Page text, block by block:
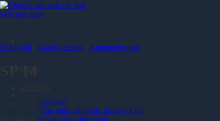
Thư ngỏ
Tầm nhìn, sứ mệnh, giá trị cốt lõi
Chính sách chất lượng
Trang chủ Gravity casting Automotive part